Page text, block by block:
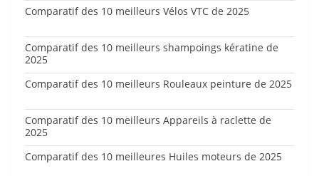
Comparatif des 10 meilleurs Vélos VTC de 2025
Comparatif des 10 meilleurs shampoings kératine de
2025
Comparatif des 10 meilleurs Rouleaux peinture de 2025
Comparatif des 10 meilleurs Appareils à raclette de
2025
Comparatif des 10 meilleures Huiles moteurs de 2025